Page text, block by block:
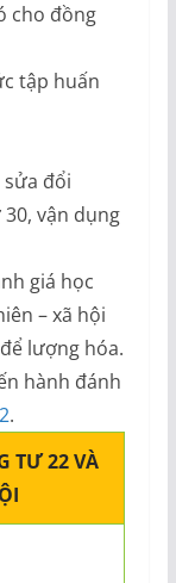
cho đồng
tập huấn
đổi
vận dụng
giá học
– xã hội
lượng hóa.
hành đánh
.
TƯ 22 VÀ